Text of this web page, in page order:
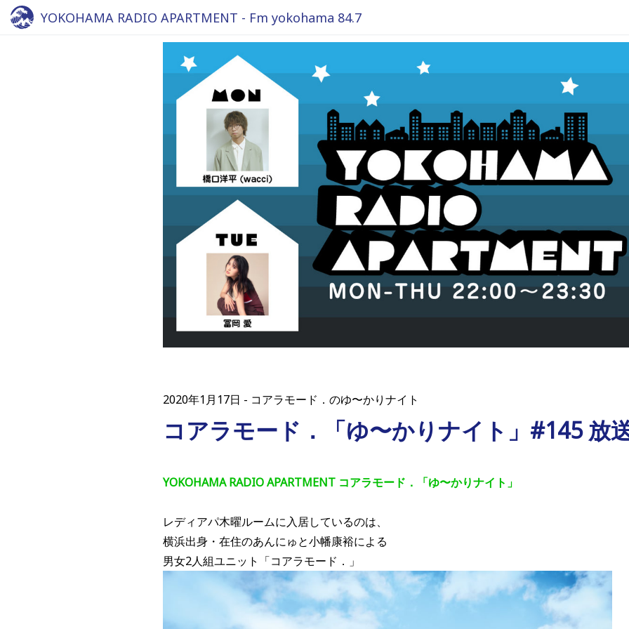
YOKOHAMA RADIO APARTMENT - Fm yokohama 84.7
2020年1月17日 コアラモード．のゆ〜かりナイト
コアラモード．「ゆ〜かりナイト」#145 放
YOKOHAMA RADIO APARTMENT コアラモード．「ゆ〜かりナイト」
レディアパ木曜ルームに入居しているのは、
横浜出身・在住のあんにゅと小幡康裕による
男女2人組ユニット「コアラモード．」